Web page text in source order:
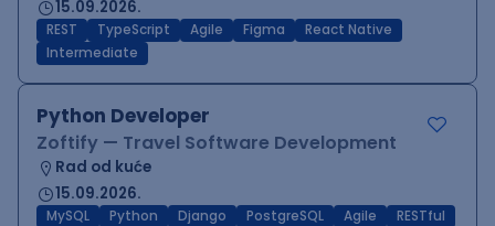
15.09.2026.
REST TypeScript Agile Figma
React Native
Intermediate
Python Developer
Zoftify — Travel Software Development
Rad od kuće
15.09.2026.
MySQL Python Django PostgreSQL Agile
RESTful